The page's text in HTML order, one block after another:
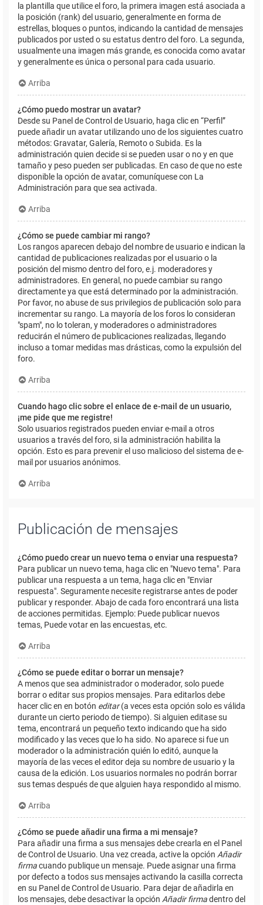
la plantilla que utilice el foro, la primera imagen está asociada a
la posición (rank) del usuario, generalmente en forma de
estrellas, bloques o puntos, indicando la cantidad de mensajes
publicados por usted o su estatus dentro del foro. La segunda,
usualmente una imagen más grande, es conocida como avatar
y generalmente es única o personal para cada usuario.
Arriba
¿Cómo puedo mostrar un avatar?
Desde su Panel de Control de Usuario, haga clic en “Perfil”
puede añadir un avatar utilizando uno de los siguientes cuatro
métodos: Gravatar, Galería, Remoto o Subida. Es la
administración quien decide si se pueden usar o no y en que
tamaño y peso pueden ser publicadas. En caso de que no este
disponible la opción de avatar, comuníquese con La
Administración para que sea activada.
Arriba
¿Cómo se puede cambiar mi rango?
Los rangos aparecen debajo del nombre de usuario e indican la
cantidad de publicaciones realizadas por el usuario o la
posición del mismo dentro del foro, e.j. moderadores y
administradores. En general, no puede cambiar su rango
directamente ya que está determinado por la administración.
Por favor, no abuse de sus privilegios de publicación solo para
incrementar su rango. La mayoría de los foros lo consideran
"spam", no lo toleran, y moderadores o administradores
reducirán el número de publicaciones realizadas, llegando
incluso a tomar medidas mas drásticas, como la expulsión del
foro.
Arriba
Cuando hago clic sobre el enlace de e-mail de un usuario,
¡me pide que me registre!
Solo usuarios registrados pueden enviar e-mail a otros
usuarios a través del foro, si la administración habilita la
opción. Esto es para prevenir el uso malicioso del sistema de e-
mail por usuarios anónimos.
Arriba
Publicación de mensajes
¿Cómo puedo crear un nuevo tema o enviar una respuesta?
Para publicar un nuevo tema, haga clic en "Nuevo tema". Para
publicar una respuesta a un tema, haga clic en "Enviar
respuesta". Seguramente necesite registrarse antes de poder
publicar y responder. Abajo de cada foro encontrará una lista
de acciones permitidas. Ejemplo: Puede publicar nuevos
temas, Puede votar en las encuestas, etc.
Arriba
¿Cómo se puede editar o borrar un mensaje?
A menos que sea administrador o moderador, solo puede
borrar o editar sus propios mensajes. Para editarlos debe
hacer clic en en botón editar(a veces esta opción solo es válida
durante un cierto periodo de tiempo). Si alguien editase su
tema, encontrará un pequeño texto indicando que ha sido
modificado y las veces que lo ha sido. No aparece si fue un
moderador o la administración quién lo editó, aunque la
mayoría de las veces el editor deja su nombre de usuario y la
causa de la edición. Los usuarios normales no podrán borrar
sus temas después de que alguien haya respondido al mismo.
Arriba
¿Cómo se puede añadir una firma a mi mensaje?
Para añadir una firma a sus mensajes debe crearla en el Panel
de Control de Usuario. Una vez creada, active la opción Añadir
firmacuando publique un mensaje. Puede asignar una firma
por defecto a todos sus mensajes activando la casilla correcta
en su Panel de Control de Usuario. Para dejar de añadirla en
los mensajes, debe desactivar la opción Añadir firmadentro del